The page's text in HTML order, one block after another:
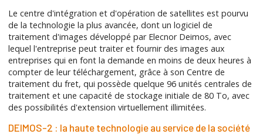
Le centre d'intégration et d'opération de satellites est pourvu
de la technologie la plus avancée, dont un logiciel de
traitement d'images développé par Elecnor Deimos, avec
lequel l'entreprise peut traiter et fournir des images aux
entreprises qui en font la demande en moins de deux heures à
compter de leur téléchargement, grâce à son Centre de
traitement du fret, qui possède quelque 96 unités centrales de
traitement et une capacité de stockage initiale de 80 To, avec
des possibilités d'extension virtuellement illimitées.
DEIMOS-2 : la haute technologie au service de la société